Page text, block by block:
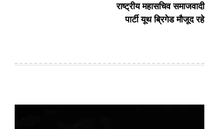
राष्ट्रीय महासचिव समाजवादी
पार्टी यूथ ब्रिगेड मौजूद रहे